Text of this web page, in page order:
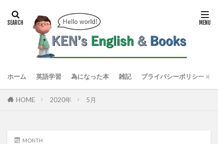
ホーム 英語学習 為になった本 雑記 プライバシーポリシー
HOME 2020年 5月
MONTH